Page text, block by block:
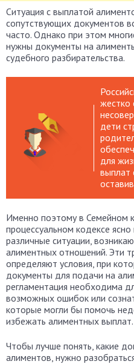
Ситуация с выплатой
сопутствующих документов
часто. Однако при этом
нужны документы на
судебного разбирательства.
жестко
дети
для
выплат
Именно поэтому в Семейном
процессуальном кодексе
различные ситуации,
алиментных отношений. Эти
определяют условия, при
документы для подачи на
регламентация необходима
возможных ошибок или
которые могли бы помочь
избежать алиментных выплат.
Чтобы лучше понять, какие
алиментов, нужно